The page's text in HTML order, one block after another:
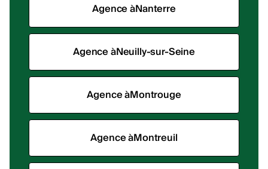
Agence àNanterre
Agence àNeuilly-sur-Seine
Agence àMontrouge
Agence àMontreuil